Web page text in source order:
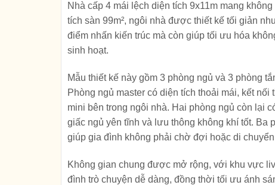
Nhà cấp 4 mái lệch diện tích 9x11m mang
tích sàn 99m², ngôi nhà được thiết kế tối giản
điểm nhấn kiến trúc mà còn giúp tối ưu hóa
sinh hoạt.
Mẫu thiết kế này gồm 3 phòng ngủ và 3 phòng
Phòng ngủ master có diện tích thoải mái, kết
mini bên trong ngôi nhà. Hai phòng ngủ còn lại
giấc ngủ yên tĩnh và lưu thông không khí tốt.
giúp gia đình không phải chờ đợi hoặc di
Không gian chung được mở rộng, với khu vực
đình trò chuyện dễ dàng, đồng thời tối ưu ánh